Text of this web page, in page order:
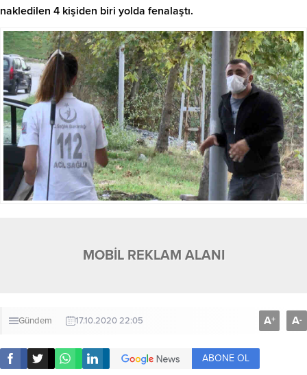
nakledilen 4 kişiden biri yolda fenalaştı.
MOBİL REKLAM ALANI
Gündem 17.10.2020 22:05 A+ A-
ABONE OL